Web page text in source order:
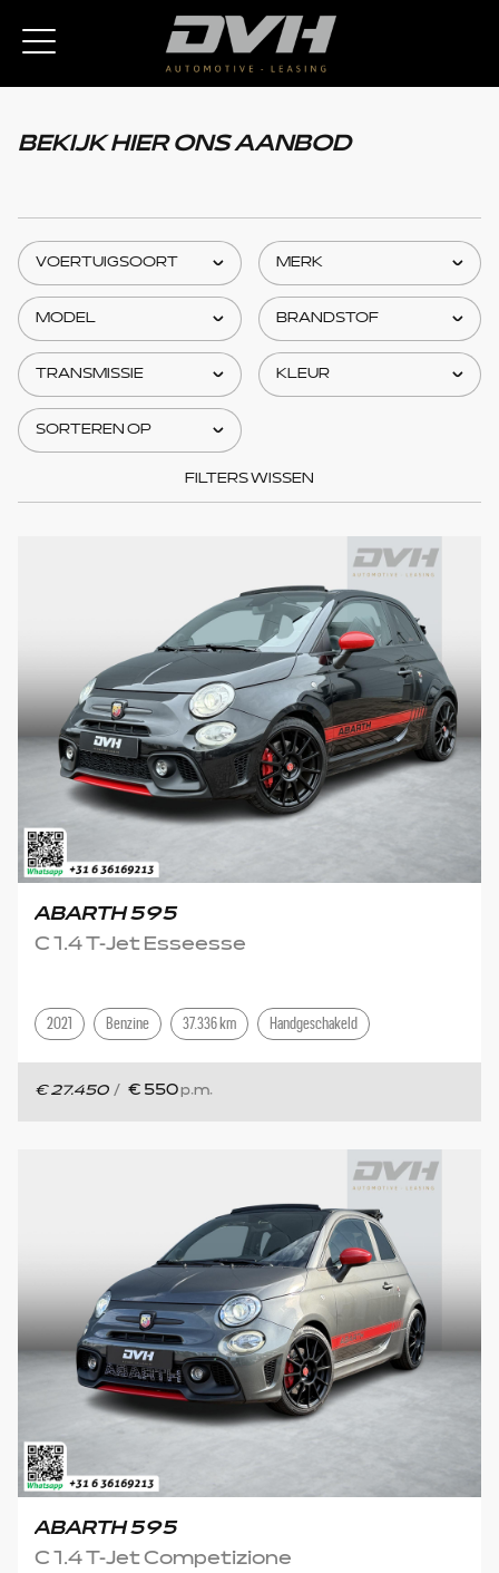
BEKIJK HIER ONS AANBOD
FILTERS WISSEN
ABARTH 595
C 1.4 T-Jet Esseesse
2021 Benzine 37.336 km Handgeschakeld
€ 27.450 / € 550 p.m.
ABARTH 595
C 1.4 T-Jet Competizione